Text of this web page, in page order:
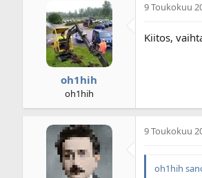
l
u
s
p
ä
i
v
ä
m
ä
r
oh1hih
oh1hih
9 Toukokuu
Kiitos,
9 Toukokuu
oh1hih